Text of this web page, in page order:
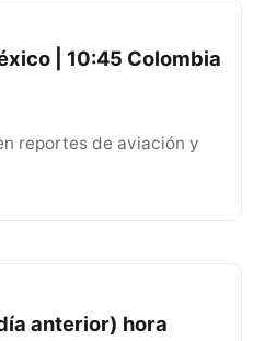
| 10:45 Colombia
reportes de aviación y
anterior) hora